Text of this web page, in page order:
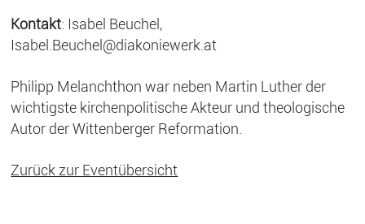
Kontakt: Isabel Beuchel,
Isabel.Beuchel@diakoniewerk.at
Philipp Melanchthon war neben Martin Luther der
wichtigste kirchenpolitische Akteur und theologische
Autor der Wittenberger Reformation.
Zurück zur Eventübersicht